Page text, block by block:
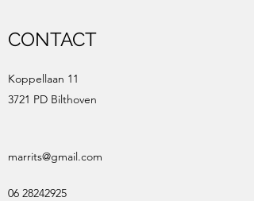
CONTACT
Koppellaan 11
3721 PD Bilthoven
marrits@gmail.com
06 28242925